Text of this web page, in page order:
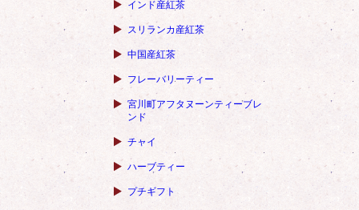
インド産紅茶
スリランカ産紅茶
中国産紅茶
フレーバリーティー
宮川町アフタヌーンティーブレ
ンド
チャイ
ハーブティー
プチギフト